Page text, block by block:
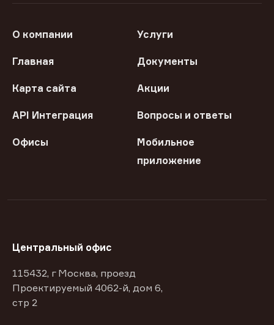
О компании Услуги
Главная Документы
Карта сайта Акции
API Интеграция Вопросы и ответы
Офисы
Мобильное
приложение
Центральный офис
115432, г Москва, проезд
Проектируемый 4062-й, дом 6,
стр 2